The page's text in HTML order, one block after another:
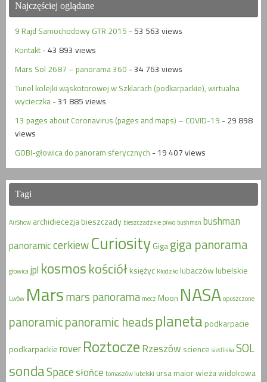
Najczęściej oglądane
9 Rajd Samochodowy GTR 2015 - 53 563 views
Kontakt - 43 893 views
Mars Sol 2687 – panorama 360 - 34 763 views
Tunel kolejki wąskotorowej w Szklarach (podkarpackie), wirtualna
wycieczka - 31 885 views
13 pages about Coronavirus (pages and maps) – COVID-19 - 29 898
views
GOBI-głowica do panoram sferycznych - 19 407 views
Tagi
AirShow archidiecezjabieszczady bieszczadzkie piwo bushman bushman
panoramiccerkiewCuriosityGigagiga panorama
głowicajpl kosmoskościółksiężyc Kłodzkolubaczówlubelskie
Lwów Marsmars panorama mecz Moon NASAopuszczone
panoramicpanoramic headsplanetapodkarpacie
podkarpackierover Roztocze Rzeszów science siedliskaSOL
sondaSpacesłońce tomaszów lubelski ursa maiorwieża widokowa